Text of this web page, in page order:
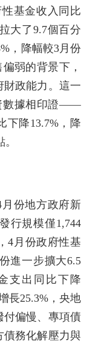
基金收入同比
大了9.7個百分
，降幅較3月份
弱的背景下，
政能力。這一
數據相印證——
下降13.7%，降
份地方政府新
行規模僅1,744
4月份政府性基
進一步擴大6.5
支出同比下降
長25.3%，央地
付偏慢、專項債
務化解壓力與